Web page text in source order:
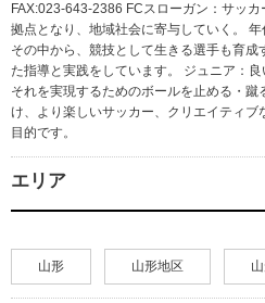
FAX:023-643-2386 FCスローガン：サッ
拠点となり、地域社会に寄与していく。 年
その中から、競技として生きる選手も育成
た指導と実践をしています。 ジュニア：良
それを実現するためのボールを止める・
け、より楽しいサッカー、クリエイティ
目的です。
エリア
山形 山形地区